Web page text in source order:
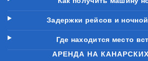
Задержки рейсов и
Где находится место
АРЕНДА НА